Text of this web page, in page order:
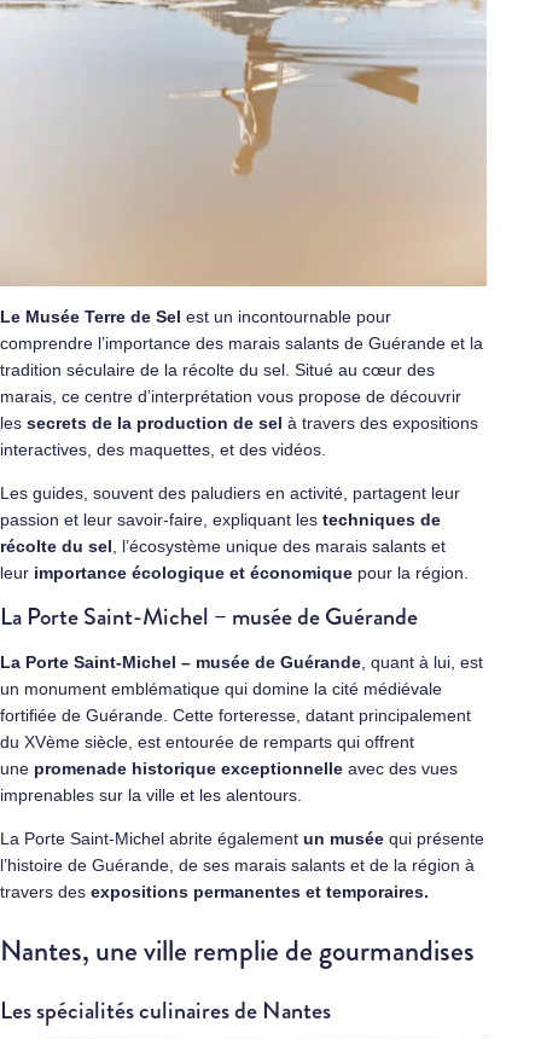
Le Musée Terre de Sel est un incontournable pour
comprendre l’importance des marais salants de Guérande et la
tradition séculaire de la récolte du sel. Situé au cœur des
marais, ce centre d’interprétation vous propose de découvrir
les secrets de la production de sel à travers des expositions
interactives, des maquettes, et des vidéos.
Les guides, souvent des paludiers en activité, partagent leur
passion et leur savoir-faire, expliquant les techniques de
récolte du sel , l’écosystème unique des marais salants et
leur importance écologique et économique pour la région.
La Porte Saint-Michel – musée de Guérande
La Porte Saint-Michel – musée de Guérande , quant à lui, est
un monument emblématique qui domine la cité médiévale
fortifiée de Guérande. Cette forteresse, datant principalement
du XVème siècle, est entourée de remparts qui offrent
une promenade historique exceptionnelle avec des vues
imprenables sur la ville et les alentours.
La Porte Saint-Michel abrite également un musée qui présente
l’histoire de Guérande, de ses marais salants et de la région à
travers des expositions permanentes et temporaires.
Nantes, une ville remplie de gourmandises
Les spécialités culinaires de Nantes